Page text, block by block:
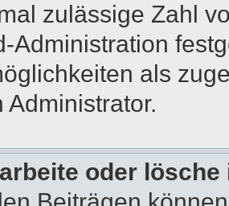
zulässige Zahl
Administration
als
Administrator.
oder